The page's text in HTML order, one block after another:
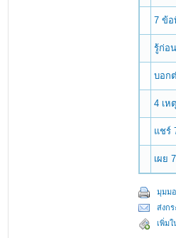
7 ข้อ
รู้ก่อ
บอก
4 เห
แชร์
เผย
มุมม
ส่งก
เพิ่ม